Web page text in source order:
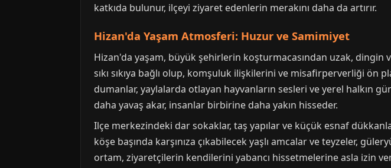
katkıda bulunur, ilçeyi ziyaret edenlerin merakını daha da artırır.
Hizan'da Yaşam Atmosferi: Huzur ve Samimiyet
Hizan'da yaşam, büyük şehirlerin koşturmacasından uzak,
sıkı sıkıya bağlı olup, komşuluk ilişkilerini ve misafirperverliği
dumanlar, yaylalarda otlayan hayvanların sesleri ve yerel halkın
daha yavaş akar, insanlar birbirine daha yakın hisseder.
Ilçe merkezindeki dar sokaklar, taş yapılar ve küçük esnaf
köşe başında karşınıza çıkabilecek yaşlı amcalar ve teyzeler,
ortam, ziyaretçilerin kendilerini yabancı hissetmelerine asla izin